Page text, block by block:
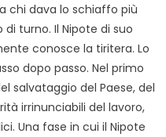
chi dava lo schiaffo più
turno. Il Nipote di suo
conosce la tiritera. Lo
dopo passo. Nel primo
salvataggio del Paese, del
irrinunciabili del lavoro,
Una fase in cui il Nipote